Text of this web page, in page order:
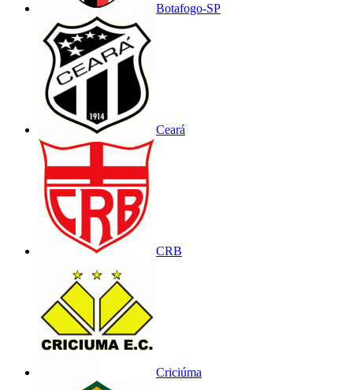
Botafogo-SP
Ceará
CRB
Criciúma